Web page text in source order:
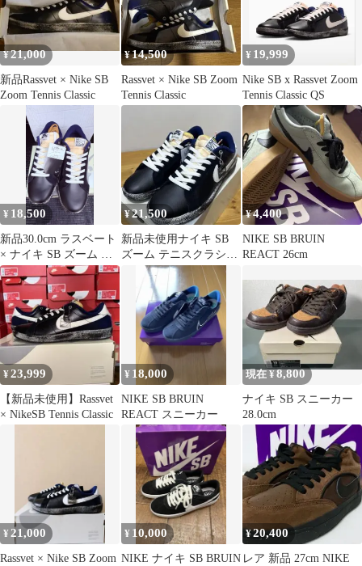
¥21,000
新品Rassvet × Nike SB
Zoom Tennis Classic
¥14,500
Rassvet × Nike SB Zoom
Tennis Classic
¥ 19,999
Nike SB x Rassvet Zoom
Tennis Classic QS
¥ 18,500
新品30.0cm ラスベート
× ナイキ SB ズーム テ
ニス クラシック
¥21,500
新品未使用ナイキ SB
ズーム テニスクラシッ
ク✕ラスベート 27セン
¥4,400
NIKE SB BRUIN
REACT 26cm
¥23,999
【新品未使用】Rassvet
× NikeSB Tennis Classic
¥ 18,000
NIKE SB BRUIN
REACT スニーカー
現在 ¥8,800
ナイキ SB スニーカー
28.0cm
¥ 21,000
Rassvet × Nike SB Zoom
¥ 10,000
NIKE ナイキ SB BRUIN
¥20,400
レア 新品 27cm NIKE